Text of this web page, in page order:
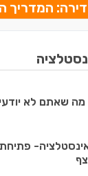
דירה: המדריך